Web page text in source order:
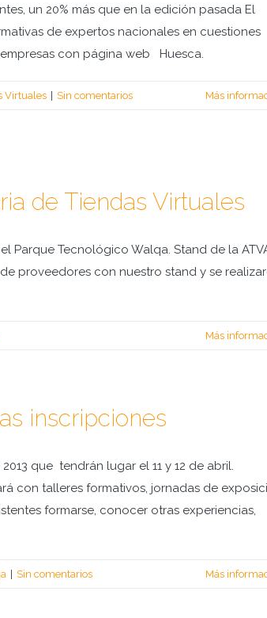
un 20% más que en la edición pasada El
de expertos nacionales en cuestiones
con página web Huesca.
Virtuales Sin comentarios Más
de Tiendas Virtuales
Parque Tecnológico Walqa. Stand de la
proveedores con nuestro stand y se
Más
inscripciones
que tendrán lugar el 11 y 12 de abril.
con talleres formativos, jornadas de
formarse, conocer otras experiencias,
Sin comentarios Más